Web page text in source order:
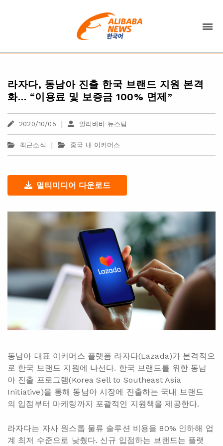
라자다, 동남아 진출 한국 브랜드 지원 본격
화… “이용료 및 보증금 100% 면제”
2020/10/05 | 알리바바 뉴스팀
최근소식 | 중국 내 이커머스
멀티미디어 다운로드
동남아 대표 이커머스 플랫폼 라자다(Lazada)가 본격적으
로 한국 브랜드 지원에 나선다. 한국 브랜드를 위한 동남
아 진출 프로그램(Korea Sell to Southeast Asia
Initiative)을 통해 동남아 시장에 진출하는 국내 브랜드
의 입점부터 마케팅까지 포괄적인 지원책을 제공한다.
라자다는 자사 원스톱 물류 솔루션 비용을 80% 인하해 업
계 최저 수준으로 낮췄다. 신규 입점하는 브랜드는 플랫